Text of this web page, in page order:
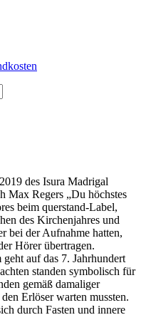
des Isura Madrigal
Max Regers „Du höchstes
beim querstand-Label,
des Kirchenjahres und
bei der Aufnahme hatten,
Hörer übertragen.
auf das 7. Jahrhundert
standen symbolisch für
gemäß damaliger
Erlöser warten mussten.
durch Fasten und innere